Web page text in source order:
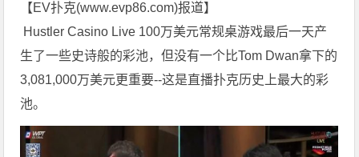
【EV扑克(www.evp86.com)报道】
Hustler Casino Live 100万美元常规桌游戏最后一天产
生了一些史诗般的彩池，但没有一个比Tom Dwan拿下的
3,081,000万美元更重要--这是直播扑克历史上最大的彩
池。